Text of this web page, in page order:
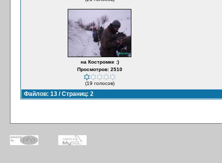
на Костромке :)
Просмотров: 2510
(19 голосов)
Файлов: 13 / Страниц: 2